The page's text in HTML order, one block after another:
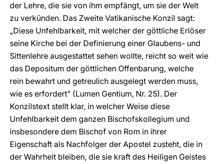
der Lehre, die sie von ihm empfängt, um sie der Welt
zu verkünden. Das Zweite Vatikanische Konzil sagt:
„Diese Unfehlbarkeit, mit welcher der göttliche Erlöser
seine Kirche bei der Definierung einer Glaubens- und
Sittenlehre ausgestattet sehen wollte, reicht so weit wie
das Depositum der göttlichen Offenbarung, welche
rein bewahrt und getreulich ausgelegt werden muss,
wie es erfordert” (Lumen Gentium, Nr. 25). Der
Konzilstext stellt klar, in welcher Weise diese
Unfehlbarkeit dem ganzen Bischofskollegium und
insbesondere dem Bischof von Rom in ihrer
Eigenschaft als Nachfolger der Apostel zusteht, die in
der Wahrheit bleiben, die sie kraft des Heiligen Geistes